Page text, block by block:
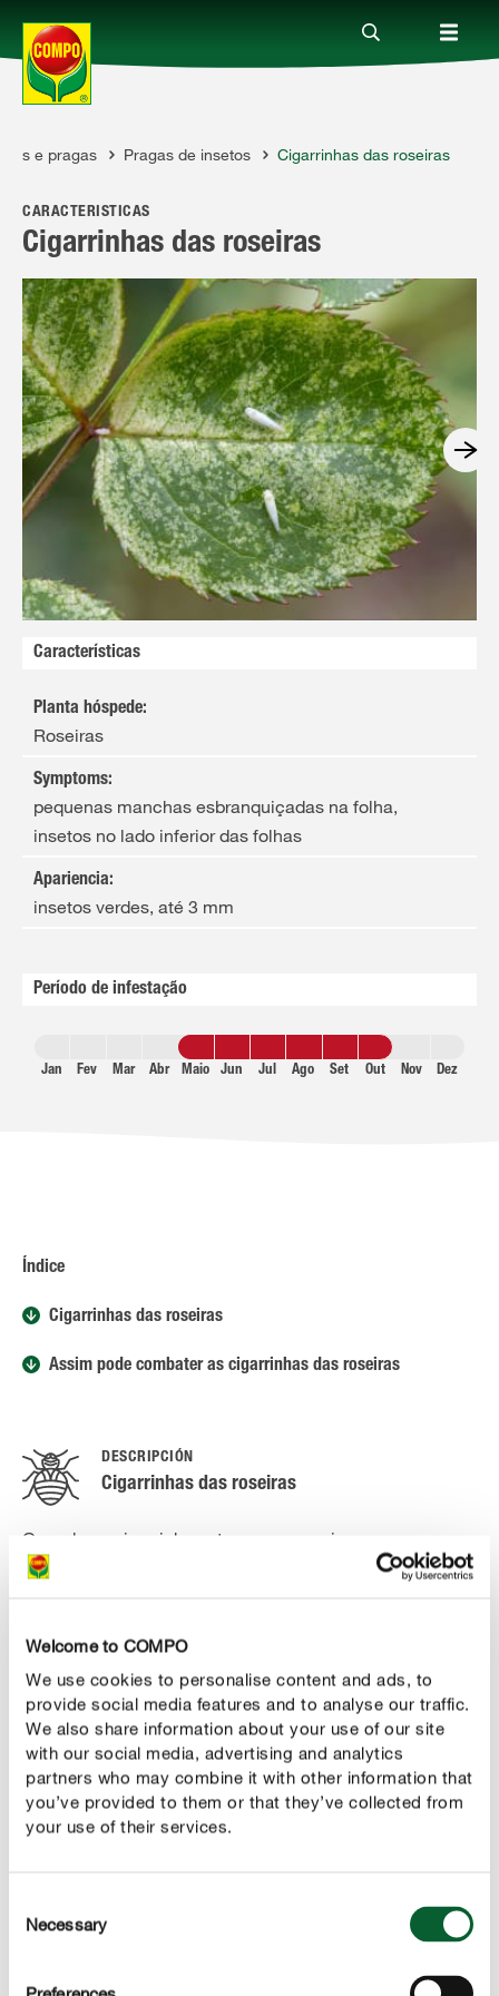
Welcome to COMPO
We use cookies to personalise content and ads, to
provide social media features and to analyse our traffic.
We also share information about your use of our site
with our social media, advertising and analytics
partners who may combine it with other information that
you’ve provided to them or that they’ve collected from
your use of their services.
Selection
Necessary
Produtos
Guia
Serviço
Quem somos
e pragas Pragas de insetos Cigarrinhas das roseiras
CARACTERÍSTICAS
Cigarrinhas das roseiras
Características
Planta hóspede:
Roseiras
Symptoms:
pequenas manchas esbranquiçadas na folha,
insetos no lado inferior das folhas
Apariencia:
insetos verdes, até 3 mm
Período de infestação
Jan Fev Mar Abr Maio Jun Jul Ago Set Out Nov Dez
Índice
Cigarrinhas das roseiras
Assim pode combater as cigarrinhas das roseiras
DESCRIPCIÓN
Cigarrinhas das roseiras
Quando as cigarrinhas atacam as roseiras, aparecem
em primeiro lugar pequenas manchas esbranquiçadas
folhas. Também os botões de flores podem ser
atacados. Esta praga afeta o crescimento e piora em
muito o aspeto da planta. Se a praga for intensa, as
folhas começam a cair. Na parte inferior das folhas é
possível encontrar insetos verdes que medem aprox. 3
mm. Estes insetos depositam os seus ovos na casca de
rebentos jovens, onde podem passar o inverno. As
cigarrinhas das roseiras surgem a partir de maio. Por